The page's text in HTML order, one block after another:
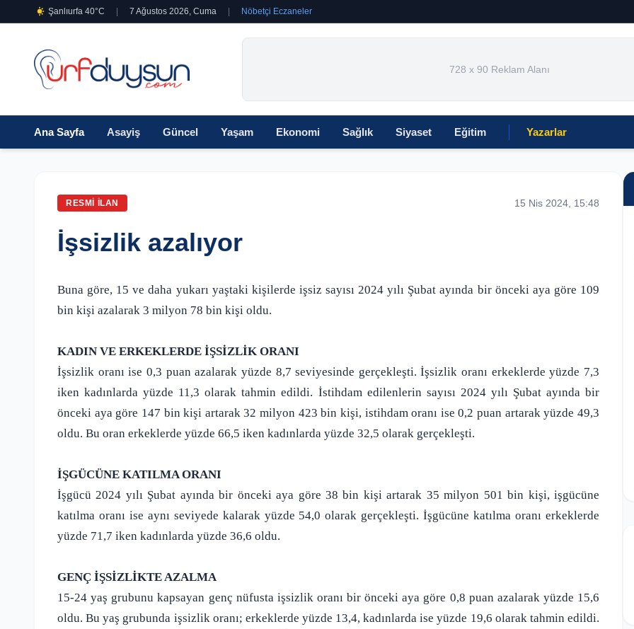
Şanlıurfa 40°C 7 Ağustos 2026, Cuma Nöbetçi Eczaneler
728 x 90 Reklam Alanı
Ana Sayfa Asayiş Güncel Yaşam Ekonomi Sağlık Siyaset Eğitim Yazarlar
RESMI İLAN 15 Nis 2024, 15:48
İşsizlik azalıyor
Buna göre, 15 ve daha yukarı yaştaki kişilerde işsiz sayısı 2024 yılı Şubat ayında bir önceki aya göre 109
bin kişi azalarak 3 milyon 78 bin kişi oldu.
KADIN VE ERKEKLERDE İŞSİZLİK ORANI
İşsizlik oranı ise 0,3 puan azalarak yüzde 8,7 seviyesinde gerçekleşti. İşsizlik oranı erkeklerde yüzde 7,3
iken kadınlarda yüzde 11,3 olarak tahmin edildi. İstihdam edilenlerin sayısı 2024 yılı Şubat ayında bir
önceki aya göre 147 bin kişi artarak 32 milyon 423 bin kişi, istihdam oranı ise 0,2 puan artarak yüzde 49,3
oldu. Bu oran erkeklerde yüzde 66,5 iken kadınlarda yüzde 32,5 olarak gerçekleşti.
İŞGÜCÜNE KATILMA ORANI
İşgücü 2024 yılı Şubat ayında bir önceki aya göre 38 bin kişi artarak 35 milyon 501 bin kişi, işgücüne
katılma oranı ise aynı seviyede kalarak yüzde 54,0 olarak gerçekleşti. İşgücüne katılma oranı erkeklerde
yüzde 71,7 iken kadınlarda yüzde 36,6 oldu.
GENÇ İŞSİZLİKTE AZALMA
15-24 yaş grubunu kapsayan genç nüfusta işsizlik oranı bir önceki aya göre 0,8 puan azalarak yüzde 15,6
oldu. Bu yaş grubunda işsizlik oranı; erkeklerde yüzde 13,4, kadınlarda ise yüzde 19,6 olarak tahmin edildi.